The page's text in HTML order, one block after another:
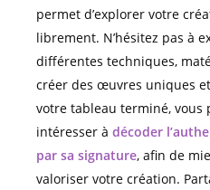
permet d’explorer votre
librement. N’hésitez pas à
différentes techniques,
créer des œuvres uniques
votre tableau terminé, vous
intéresser à décoder
par sa signature, afin de
valoriser votre création.